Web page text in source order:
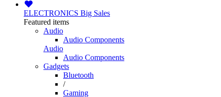
ELECTRONICS Big Sales
Featured items
Audio
Audio Components
Audio
Audio Components
Gadgets
Bluetooth
/
Gaming